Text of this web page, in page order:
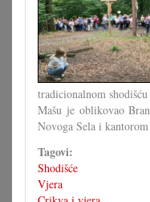
tradicionalnom
Mašu je oblikovao
Novoga Sela i
Tagovi:
Shodišće
Vjera